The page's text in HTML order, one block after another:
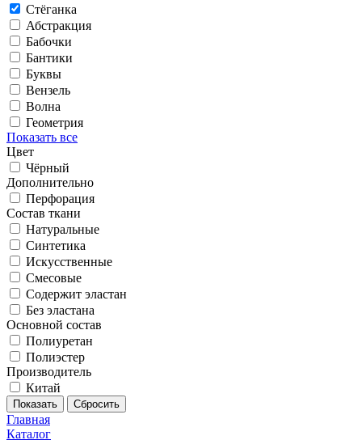
Стёганка
Абстракция
Бабочки
Бантики
Буквы
Вензель
Волна
Геометрия
Показать все
Цвет
Чёрный
Дополнительно
Перфорация
Состав ткани
Натуральные
Синтетика
Искусственные
Смесовые
Содержит эластан
Без эластана
Основной состав
Полиуретан
Полиэстер
Производитель
Китай
Главная
Каталог